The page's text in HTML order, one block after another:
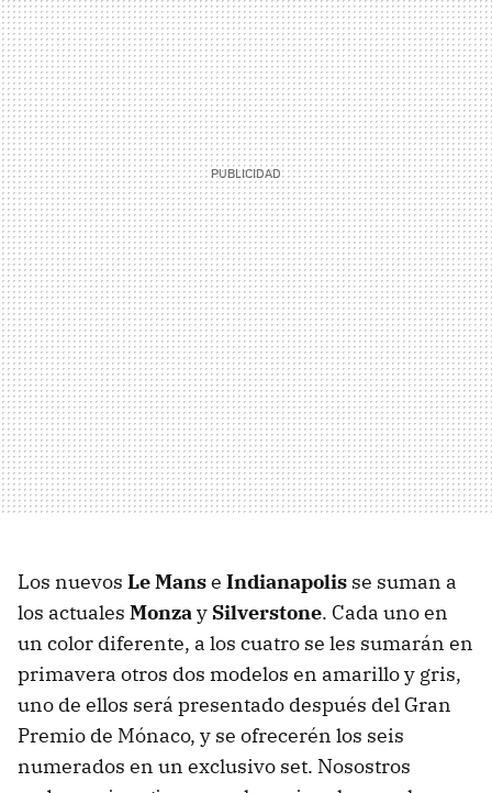
Los nuevos Le Manse Indianapolis se suman a
los actuales Monzay Silverstone. Cada uno en
un color diferente, a los cuatro se les sumarán en
primavera otros dos modelos en amarillo y gris,
uno de ellos será presentado después del Gran
Premio de Mónaco, y se ofrecerén los seis
numerados en un exclusivo set. Nosostros